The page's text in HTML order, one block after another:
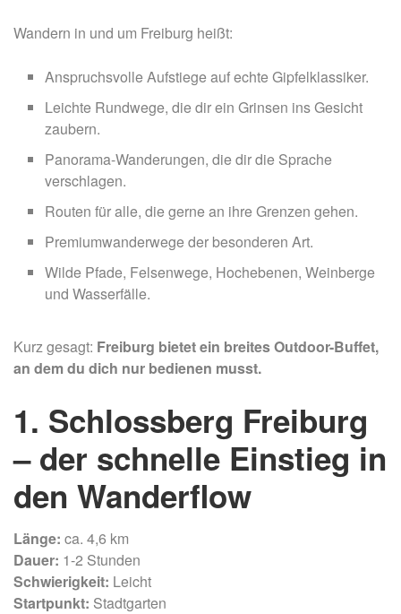
Wandern in und um Freiburg heißt:
Anspruchsvolle Aufstiege auf echte Gipfelklassiker.
Leichte Rundwege, die dir ein Grinsen ins Gesicht
zaubern.
Panorama-Wanderungen, die dir die Sprache
verschlagen.
Routen für alle, die gerne an ihre Grenzen gehen.
Premiumwanderwege der besonderen Art.
Wilde Pfade, Felsenwege, Hochebenen, Weinberge
und Wasserfälle.
Kurz gesagt: Freiburg bietet ein breites Outdoor-Buffet,
an dem du dich nur bedienen musst.
1. Schlossberg Freiburg
– der schnelle Einstieg in
den Wanderflow
Länge: ca. 4,6 km
Dauer: 1-2 Stunden
Schwierigkeit: Leicht
Startpunkt: Stadtgarten